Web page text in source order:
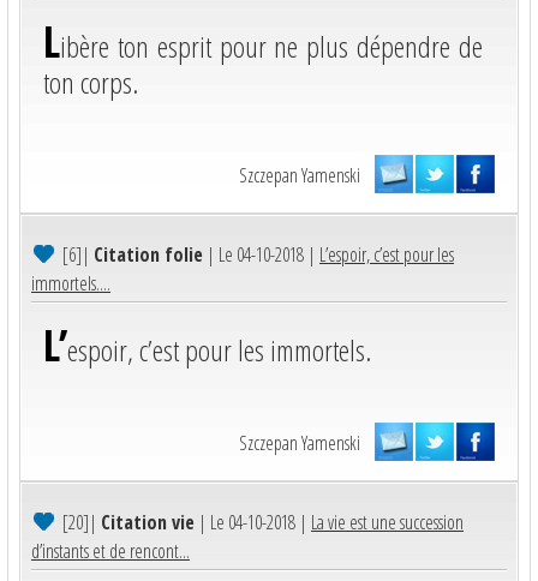
Libère ton esprit pour ne plus dépendre de
ton corps.
Szczepan Yamenski
[6]| Citation folie | Le 04-10-2018 | L’espoir, c’est pour les
immortels....
L’espoir, c’est pour les immortels.
Szczepan Yamenski
[20]| Citation vie | Le 04-10-2018 | La vie est une succession
d’instants et de rencont...